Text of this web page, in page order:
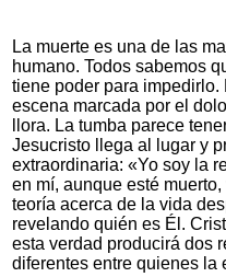
La muerte es una de las
humano. Todos sabemos
tiene poder para impedirlo.
escena marcada por el
llora. La tumba parece
Jesucristo llega al lugar y
extraordinaria: «Yo soy la
en mí, aunque esté
teoría acerca de la vida
revelando quién es Él.
esta verdad producirá dos
diferentes entre quienes la